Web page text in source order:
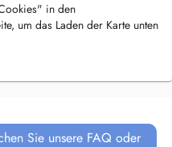
in den
um das Laden der Karte unten
Sie unsere FAQ oder